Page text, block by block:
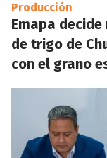
Producción
Emapa
de trigo de
con el grano